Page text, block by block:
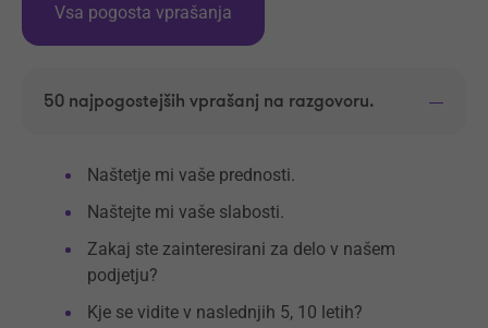
Vsa pogosta vprašanja
50 najpogostejših vprašanj na razgovoru.
Naštetje mi vaše prednosti.
Naštejte mi vaše slabosti.
Zakaj ste zainteresirani za delo v našem
podjetju?
Kje se vidite v naslednjih 5, 10 letih?